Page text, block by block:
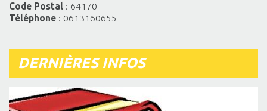
Code Postal : 64170
Téléphone : 0613160655
DERNIÈRES INFOS